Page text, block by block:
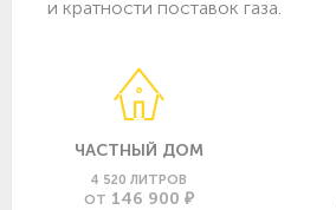
и кратности поставок газа.
ЧАСТНЫЙ ДОМ
4 520 ЛИТРОВ
ОТ 146 900 ₽